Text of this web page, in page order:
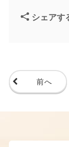
シェアす
前へ